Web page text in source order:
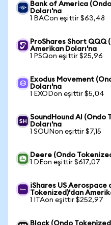
Bank of America
Doları'na
1 BACon eşittir $63,48
ProShares Short QQQ
Amerikan Doları'na
1 PSQon eşittir $25,96
Exodus Movement
Doları'na
1 EXODon eşittir $5,04
SoundHound AI (Ondo
Doları'na
1 SOUNon eşittir $7,15
Deere (Ondo
1 DEon eşittir $617,07
iShares US Aerospace
Tokenized)'dan
1 ITAon eşittir $252,97
Block (Ondo